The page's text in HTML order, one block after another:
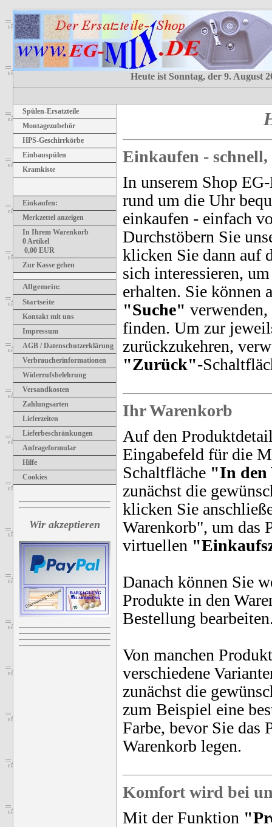
Heute ist Sonntag, der 9. August
Spülen-Ersatzteile
Montagezubehör
HPS-Geschirrkörbe
Einbauspülen
Kramkiste
Einkaufen:
Merkzettel anzeigen
In Ihrem Warenkorb
0Artikel
0,00 EUR
Zur Kasse gehen
Allgemein:
Startseite
Kontakt mit uns
Impressum
AGB / Datenschutzerklärung
Verbraucherinformationen
Widerrufsbelehrung
Versandkosten
Zahlungsarten
Lieferzeiten
Lieferbeschränkungen
Anfrageformular
Hilfe
Cookies
Wir akzeptieren
Einkaufen -
In unserem Shop
rund um die Uhr
einkaufen - einfach
Durchstöbern Sie
klicken Sie dann auf
sich interessieren,
erhalten. Sie können
"Suche"
finden. Um zur
zurückzukehren,
"Zurück"-
Ihr Warenkorb
Auf den
Eingabefeld für die
Schaltfläche "In den
zunächst die
klicken Sie
Warenkorb", um das
virtuellen
Danach können Sie
Produkte in den
Bestellung
Von manchen
verschiedene
zunächst die
zum Beispiel eine
Farbe, bevor Sie das
Warenkorb legen.
Komfort wird bei
Mit der Funktion